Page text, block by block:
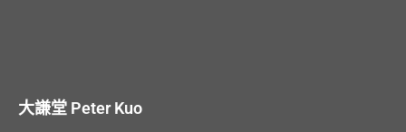
大謙堂 Peter Kuo